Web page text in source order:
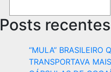
Posts recentes
“MULA” BRASILEIRO
TRANSPORTAVA